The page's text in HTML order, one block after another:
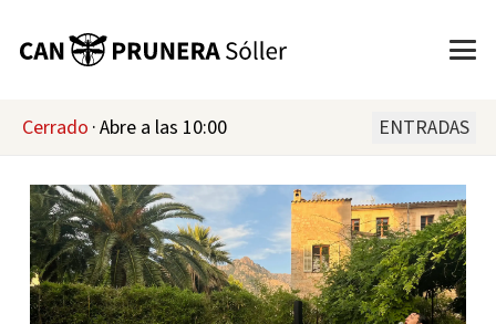
Cerrado ·Abre a las 10:00 ENTRADAS